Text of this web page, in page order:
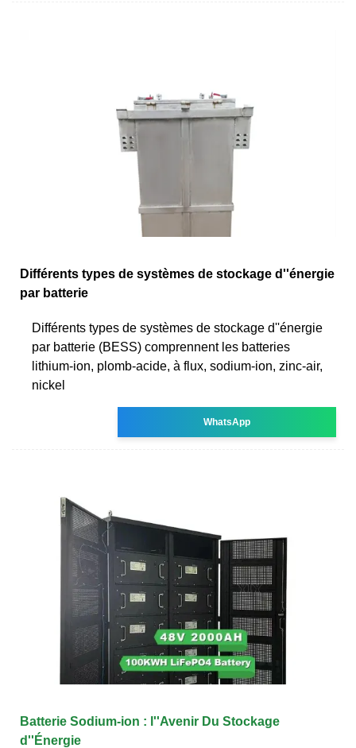
Différents types de systèmes de stockage d''énergie
par batterie
Différents types de systèmes de stockage d''énergie
par batterie (BESS) comprennent les batteries
lithium-ion, plomb-acide, à flux, sodium-ion, zinc-air,
nickel
WhatsApp
Batterie Sodium-ion : l''Avenir Du Stockage
d''Énergie